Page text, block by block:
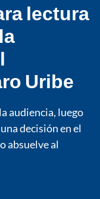
lectura
Uribe
audiencia, luego
decisión en el
absuelve al